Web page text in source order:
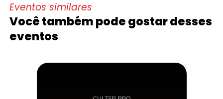
Eventos similares
Você também pode gostar desses
eventos